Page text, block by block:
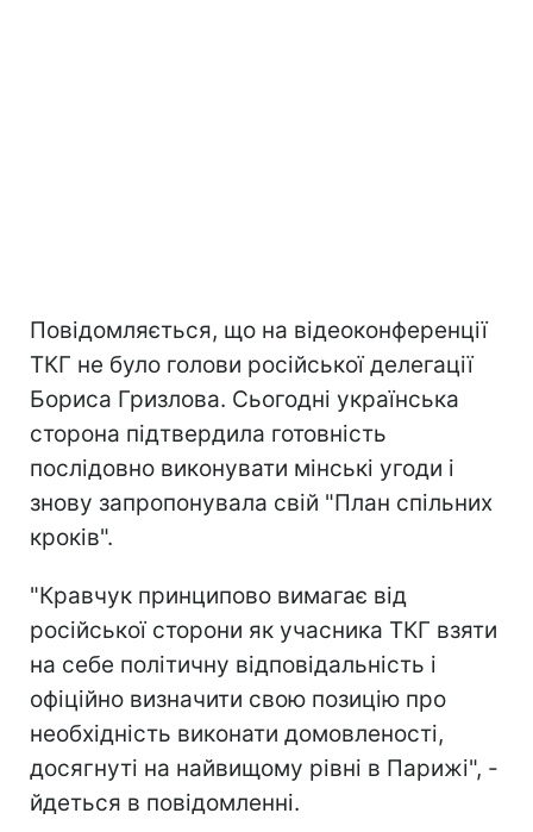
Повідомляється, що на відеоконференції
ТКГ не було голови російської делегації
Бориса Гризлова. Сьогодні українська
сторона підтвердила готовність
послідовно виконувати мінські угоди і
знову запропонувала свій "План спільних
кроків".
"Кравчук принципово вимагає від
російської сторони як учасника ТКГ взяти
на себе політичну відповідальність і
офіційно визначити свою позицію про
необхідність виконати домовленості,
досягнуті на найвищому рівні в Парижі", -
йдеться в повідомленні.